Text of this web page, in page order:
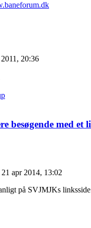
20:36
besøgende med et
21 apr 2014, 13:02
på SVJMJKs